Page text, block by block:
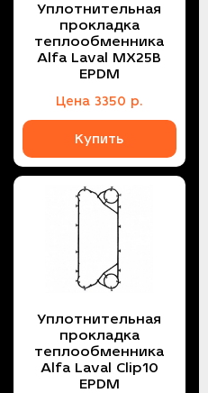
Уплотнительная
прокладка
теплообменника
Alfa Laval MX25B
EPDM
Цена 3350 р.
Купить
Уплотнительная
прокладка
теплообменника
Alfa Laval Сlip10
EPDM